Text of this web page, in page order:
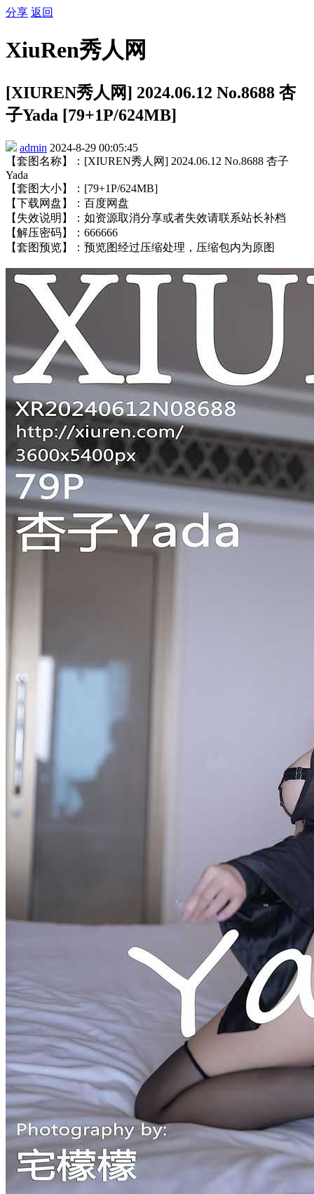
分享 返回
XiuRen秀人网
[XIUREN秀人网] 2024.06.12 No.8688 杏
子Yada [79+1P/624MB]
admin 2024-8-29 00:05:45
【套图名称】：[XIUREN秀人网] 2024.06.12 No.8688 杏子
Yada
【套图大小】：[79+1P/624MB]
【下载网盘】：百度网盘
【失效说明】：如资源取消分享或者失效请联系站长补档
【解压密码】：666666
【套图预览】：预览图经过压缩处理，压缩包内为原图